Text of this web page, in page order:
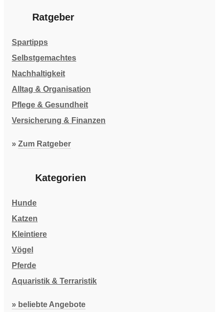
Ratgeber
Spartipps
Selbstgemachtes
Nachhaltigkeit
Alltag & Organisation
Pflege & Gesundheit
Versicherung & Finanzen
» Zum Ratgeber
Kategorien
Hunde
Katzen
Kleintiere
Vögel
Pferde
Aquaristik & Terraristik
» beliebte Angebote